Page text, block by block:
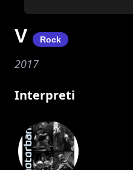
V Rock
2017
Interpreti